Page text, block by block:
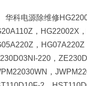
华科电源除维修
，HG22002X
，
220，
，